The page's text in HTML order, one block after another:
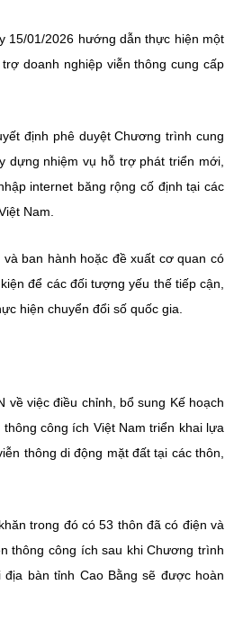
15/01/2026 hướng dẫn thực hiện một
doanh nghiệp viễn thông cung cấp
định phê duyệt Chương trình cung
dựng nhiệm vụ hỗ trợ phát triển mới,
internet băng rộng cố định tại các
Nam.
ban hành hoặc đề xuất cơ quan có
để các đối tượng yếu thế tiếp cận,
hiện chuyển đổi số quốc gia.
về việc điều chỉnh, bổ sung Kế hoạch
công ích Việt Nam triển khai lựa
thông di động mặt đất tại các thôn,
trong đó có 53 thôn đã có điện và
thông công ích sau khi Chương trình
bàn tỉnh Cao Bằng sẽ được hoàn